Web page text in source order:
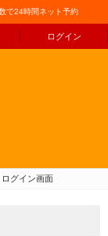
で24時間ネット予約
ログイン
動
ログイン画面